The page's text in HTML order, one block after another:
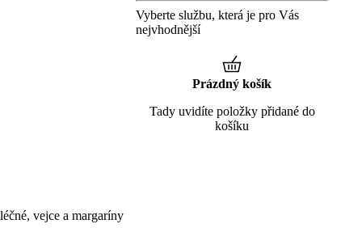
vejce a margaríny
Vyberte službu, která je pro Vás
nejvhodnější
Prázdný košík
Tady uvidíte položky přidané do
košíku